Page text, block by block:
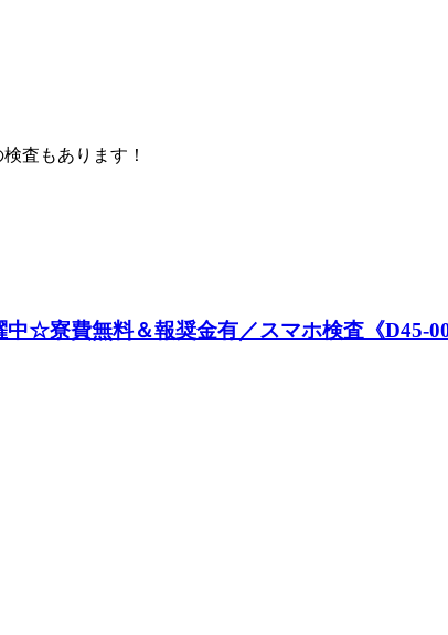
査もあります！
☆寮費無料＆報奨金有／スマホ検査《D45-